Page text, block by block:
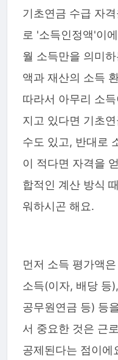
기초연금 수급 자
로 '소득인정액'이
월 소득만을 의미
액과 재산의 소득
따라서 아무리 소
지고 있다면 기초
수도 있고, 반대로
이 적다면 자격을
합적인 계산 방식
워하시곤 해요.
먼저 소득 평가액
소득(이자, 배당 등
공무원연금 등) 등
서 중요한 것은 근
공제된다는 점이